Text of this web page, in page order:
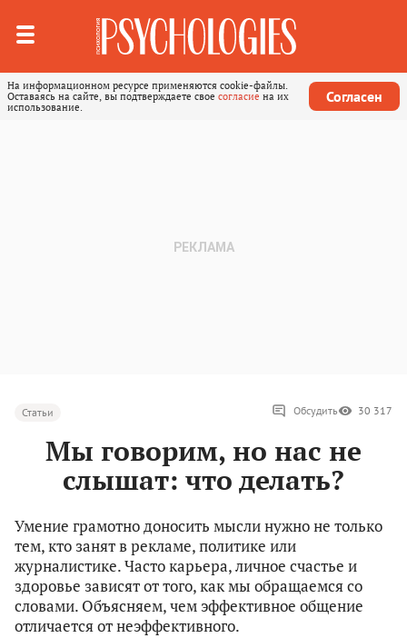
На информационном ресурсе применяются cookie-файлы.
Оставаясь на сайте, вы подтверждаете свое согласие на их
использование.
Согласен
Статьи Обсудить 30 317
Мы говорим, но нас не
слышат: что делать?
Умение грамотно доносить мысли нужно не только
тем, кто занят в рекламе, политике или
журналистике. Часто карьера, личное счастье и
здоровье зависят от того, как мы обращаемся со
словами. Объясняем, чем эффективное общение
отличается от неэффективного.